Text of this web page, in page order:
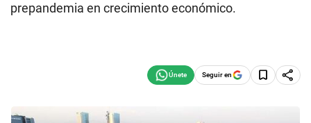
prepandemia en crecimiento económico.
Seguir en